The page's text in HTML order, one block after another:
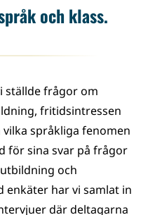
och klass.
ställde frågor om
fritidsintressen
språkliga fenomen
för sina svar på frågor
och
har vi samlat in
där deltagarna